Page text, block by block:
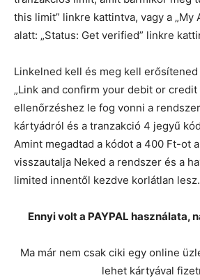
this limit” linkre kattintva, vagy a „My
alatt: „Status: Get verified” linkre
Linkelned kell és meg kell
„Link and confirm your debit or credit
ellenőrzéshez le fog vonni a
kártyádról és a tranzakció 4 jegyű
Amint megadtad a kódot a 400 Ft-ot
visszautalja Neked a rendszer és a
limited innentől kezdve korlátlan lesz.
Ennyi volt a PAYPAL használata,
Ma már nem csak ciki egy online
lehet kártyával